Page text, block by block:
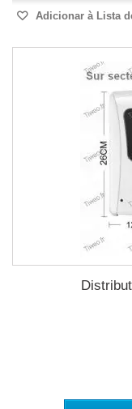
Adicionar à Lista